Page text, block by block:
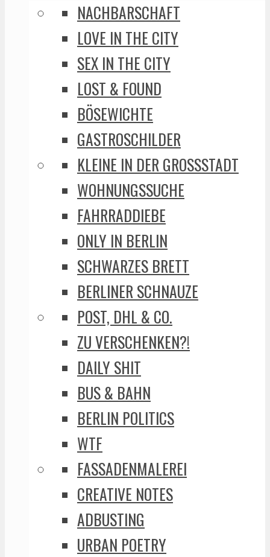
NACHBARSCHAFT
LOVE IN THE CITY
SEX IN THE CITY
LOST & FOUND
BÖSEWICHTE
GASTROSCHILDER
KLEINE IN DER GROSSSTADT
WOHNUNGSSUCHE
FAHRRADDIEBE
ONLY IN BERLIN
SCHWARZES BRETT
BERLINER SCHNAUZE
POST, DHL & CO.
ZU VERSCHENKEN?!
DAILY SHIT
BUS & BAHN
BERLIN POLITICS
WTF
FASSADENMALEREI
CREATIVE NOTES
ADBUSTING
URBAN POETRY